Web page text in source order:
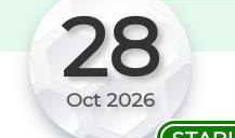
28
Oct 2026